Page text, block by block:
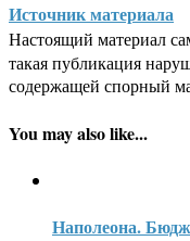
Источник материала
Настоящий материал
такая публикация
содержащей спорный
You may also like...
Наполеона.